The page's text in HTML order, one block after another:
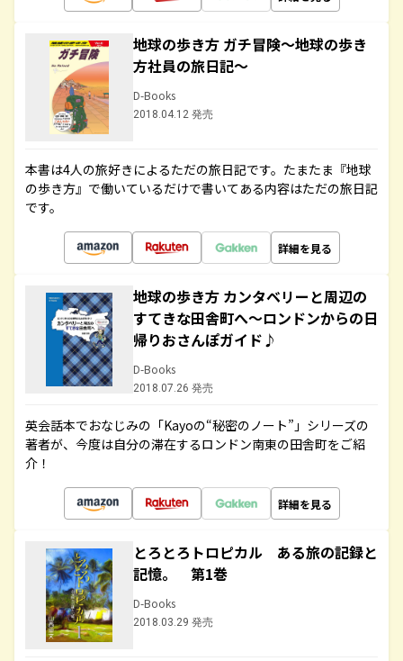
地球の歩き方 ガチ冒険～地球の歩き
方社員の旅日記～
D-Books
2018.04.12 発売
本書は4人の旅好きによるただの旅日記です。たまたま『地球
の歩き方』で働いているだけで書いてある内容はただの旅日記
です。
詳細を見る
地球の歩き方 カンタベリーと周辺の
すてきな田舎町へ～ロンドンからの日
帰りおさんぽガイド♪
D-Books
2018.07.26 発売
英会話本でおなじみの「Kayoの“秘密のノート”」シリーズの
著者が、今度は自分の滞在するロンドン南東の田舎町をご紹
介！
詳細を見る
とろとろトロピカル ある旅の記録と
記憶。 第1巻
D-Books
2018.03.29 発売